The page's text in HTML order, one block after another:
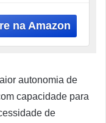
autonomia de
capacidade para
de